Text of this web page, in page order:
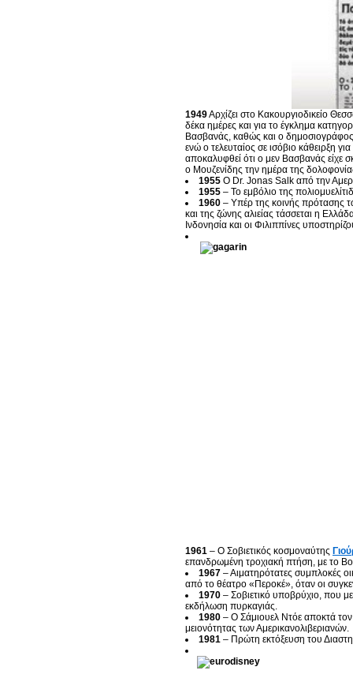
1949Αρχίζει στο Κακουργιοδικείο
δέκα ημέρες και για το έγκλημα
Βασβανάς, καθώς και ο
ενώ ο τελευταίος σε ισόβιο κάθειρξη
αποκαλυφθεί ότι ο μεν Βασβανάς είχε
ο Μουζενίδης την ημέρα της
1955 Ο Dr. Jonas Salk από την
1955 – Το εμβόλιο της
1960 – Υπέρ της κοινής πρότασης
και της ζώνης αλιείας τάσσεται η
Ινδονησία και οι Φιλιππίνες
1961 – Ο Σοβιετικός κοσμοναύτης
επανδρωμένη τροχιακή πτήση, με το
1967 – Αιματηρότατες συμπλοκές
από το θέατρο «Περοκέ», όταν οι
1970 – Σοβιετικό υποβρύχιο, που
εκδήλωση πυρκαγιάς.
1980 – Ο Σάμιουελ Ντόε αποκτά τον
μειονότητας των Αμερικανολιβεριανών.
1981 – Πρώτη εκτόξευση του